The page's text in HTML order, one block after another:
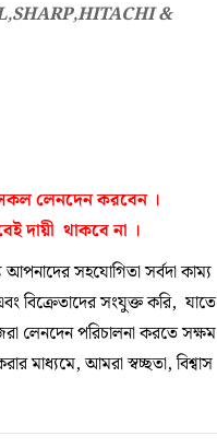
&
সকল লেনদেন করবেন ।
দায়ী থাকবে না ।
সহযোগিতা সর্বদা কাম্য
বিক্রেতাদের সংযুক্ত করি, যাতে
লেনদেন পরিচালনা করতে সক্ষম
মাধ্যমে, আমরা স্বচ্ছতা, বিশ্বাস